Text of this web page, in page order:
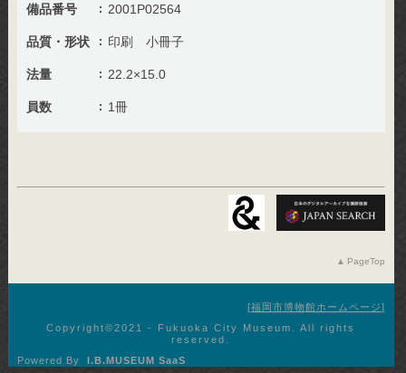
備品番号 2001P02564
品質・形状 印刷 小冊子
法量 22.2×15.0
員数 1冊
PageTop
福岡市博物館ホームページ
Copyright©︎2021 - Fukuoka City Museum. All rights
reserved.
Powered By
I.B.MUSEUM SaaS